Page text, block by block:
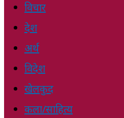
विचार
देश
अर्थ
विदेश
खेलकुद
कला/साहित्य